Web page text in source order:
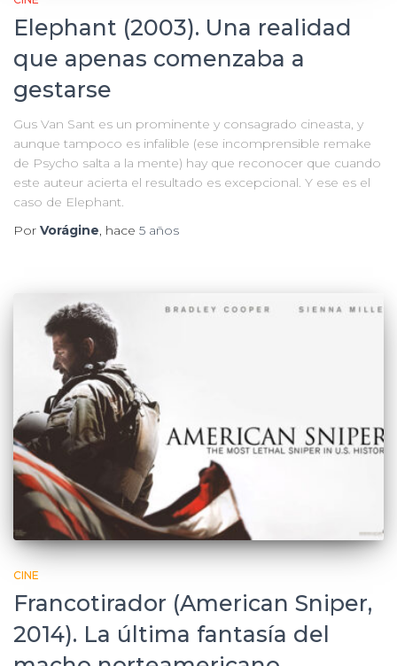
Elephant (2003). Una realidad
que apenas comenzaba a
gestarse
Gus Van Sant es un prominente y consagrado cineasta, y
aunque tampoco es infalible (ese incomprensible remake
de Psycho salta a la mente) hay que reconocer que cuando
este auteur acierta el resultado es excepcional. Y ese es el
caso de Elephant.
Por Vorágine, hace 5 años
CINE
Francotirador (American Sniper,
2014). La última fantasía del